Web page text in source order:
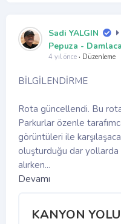
Sadi YALGIN
Pepuza -
4 yıl önce · Düzenleme
BİLGİLENDİRME
Rota güncellendi. Bu
Parkurlar özenle
görüntüleri ile
oluşturduğu dar
alırken...
Devamı
KANYON